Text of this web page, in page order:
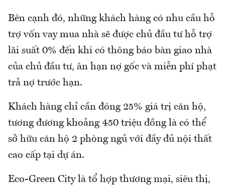
Bên cạnh đó, những khách hàng có nhu cầu hỗ
trợ vốn vay mua nhà sẽ được chủ đầu tư hỗ trợ
lãi suất 0% đến khi có thông báo bàn giao nhà
của chủ đầu tư, ân hạn nợ gốc và miễn phí phạt
trả nợ trước hạn.
Khách hàng chỉ cần đóng 25% giá trị căn hộ,
tương đương khoảng 450 triệu đồng là có thể
sở hữu căn hộ 2 phòng ngủ với đầy đủ nội thất
cao cấp tại dự án.
Eco-Green City là tổ hợp thương mại, siêu thị,